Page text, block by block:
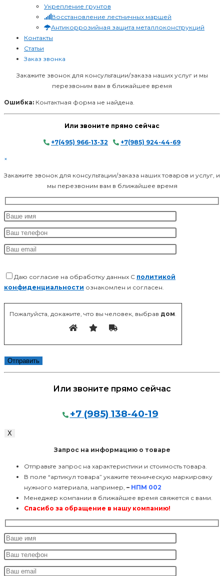
Укрепление грунтов
Восстановление лестничных маршей
Антикоррозийная защита металлоконструкций
Контакты
Статьи
Заказ звонка
Закажите звонок для консультации/заказа наших услуг и мы
перезвоним вам в ближайшее время
Ошибка: Контактная форма не найдена.
Или звоните прямо сейчас
+7(495) 966-13-32 +7(985) 924-44-69
×
Закажите звонок для консультации/заказа наших товаров и услуг, и
мы перезвоним вам в ближайшее время
Даю согласие на обработку данных С политикой
конфиденциальности ознакомлен и согласен.
Пожалуйста, докажите, что вы человек, выбрав дом.
Или звоните прямо сейчас
+7 (985) 138-40-19
Х
Запрос на информацию о товаре
Отправьте запрос на характеристики и стоимость товара.
В поле “артикул товара” укажите техническую маркировку
нужного материала, например, – НПМ 002
Менеджер компании в ближайшее время свяжется с вами.
Спасибо за обращение в нашу компанию!